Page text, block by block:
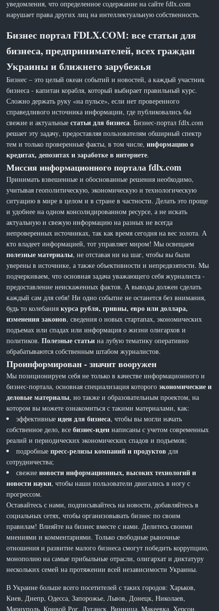
уведомления, что определенное содержание на сайте fdlx.com
нарушает права других лиц на интеллектуальную собственность.
Бизнес портал FDLX.COM: все статьи для
бизнеса, предпринимателей, всех граждан
Украины и ближнего зарубежья
Бизнес – это целый океан событий и новостей, а каждый участник
бизнеса - капитан корабля, который выбирает правильный курс.
Сложно держать руку «на пульсе», если нет проверенного
справедливого источника информации, где публиковались бы
свежие и актуальныестатьи для бизнеса. Бизнес-портал fdlx.com
решает эту задачу, предоставляя пользователям обширный спектр
тем и только проверенные факты, в том числе,информацию о
кредитах, депозитах и заработке в интернете.
Миссия информационного портала fdlx.com
Принимать взвешенные и обоснованные решения необходимо,
учитывая геополитическую, экономическую и технологическую
ситуацию в мире в целом и в стране в частности. Делать это проще
и удобнее на одном консолидированном ресурсе, а не искать
актуальную и свежую информацию на разных не всегда
непроверенных источниках, так как время сегодня на вес золота. А
кто владеет информацией, тот управляет миром! Мы освещаем
полезные материалы, не отставая ни на шаг, чтобы вы были
уверены в источнике, а также объективности и непредвзятости. Мы
подчеркиваем, что основная задача уважающего себя журналиста -
предоставление неискаженных фактов. А выводы должен сделать
каждый сам для себя! Ни одно событие не останется без внимания,
будь то колебаниякурса рубля, гривны, евро или доллара,
изменения законов, сведения о новых стартапах, экономических
подъемах или спадах или информация о жизни олигархов и
политиков.Полезные статьи на лубую тематику оперативно
обрабатываются собственным штабом журналистов.
Проинформирован - значит вооружен
Мы позиционируем себя не только в качестве информационного и
бизнес-портала, основная специализация которогоэкономические и
деловые материалы, но также и образовательным проектом, на
котором вы можете ознакомиться с такими материалами, как:
эффективныеидеи для бизнеса, чтобы вы могли начать
собственное дело, всебизнес-идеи написаны с учетом современных
реалий и периодических экономических спадов и подъемов;
подробныепресс-релизы компаний и продуктов для
сотрудничества;
свежиеновости информационных, высоких технологий и
новости науки, чтобы наши пользователи двигались в ногу с
прогрессом.
Оставайтесь с нами, подписывайтесь на новости, добавляйтесь в
социальных сетях, чтобы организовывать бизнес по своим
правилам! Влияйте на бизнес вместе с нами. Делитесь своими
мнениями и комментариями. Только свободные рыночные
отношения и развитие малого бизнеса смогут победить коррупцию,
монополию на самые прибыльные отрасли, олигархат и диктатуру
нескольких семей на протяжении всей независимости Украины.
В Украине больше всего посетителей с таких городов: Харьков,
Киев, Днепр, Одесса, Запорожье, Львов, Донецк, Николаев,
Мариуполь, Кривой Рог, Луганск, Винница, Макеевка, Херсон,